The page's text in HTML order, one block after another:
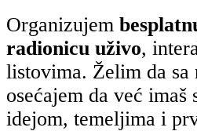
Organizujem
radionicu uživo,
listovima. Želim da sa
osećajem da već imaš
idejom, temeljima i